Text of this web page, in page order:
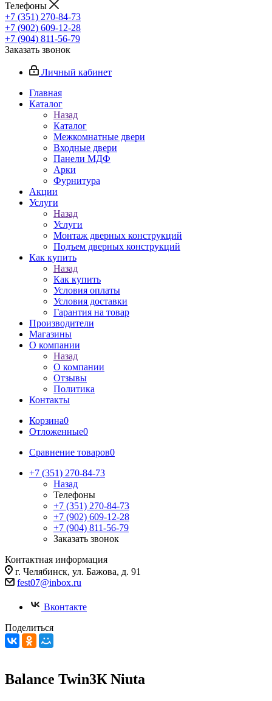
Телефоны
+7 (351) 270-84-73
+7 (902) 609-12-28
+7 (904) 811-56-79
Заказать звонок
Личный кабинет
Главная
Каталог
Назад
Каталог
Межкомнатные двери
Входные двери
Панели МДФ
Арки
Фурнитура
Акции
Услуги
Назад
Услуги
Монтаж дверных конструкций
Подъем дверных конструкций
Как купить
Назад
Как купить
Условия оплаты
Условия доставки
Гарантия на товар
Производители
Магазины
О компании
Назад
О компании
Отзывы
Политика
Контакты
Корзина0
Отложенные0
Сравнение товаров0
+7 (351) 270-84-73
Назад
Телефоны
+7 (351) 270-84-73
+7 (902) 609-12-28
+7 (904) 811-56-79
Заказать звонок
Контактная информация
г. Челябинск, ул. Бажова, д. 91
fest07@inbox.ru
Вконтакте
Поделиться
Balance Twin3К Niuta